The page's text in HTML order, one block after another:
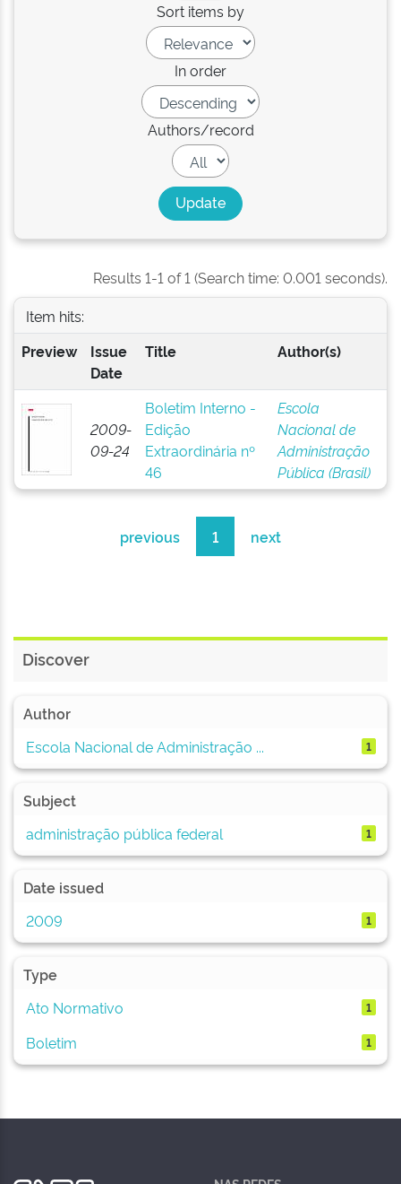
Sort items by
In order
Authors/record
Results 1-1 of 1 (Search time: 0.001 seconds).
Item hits:
Preview
Issue
Date
Title Author(s)
2009-
09-24
Boletim Interno -
Edição
Extraordinária nº
46
Escola
Nacional de
Administração
Pública (Brasil)
previous 1 next
Discover
Author
Escola Nacional de Administração ...
1
Subject
administração pública federal
1
Date issued
2009
1
Type
Ato Normativo
1
Boletim 1